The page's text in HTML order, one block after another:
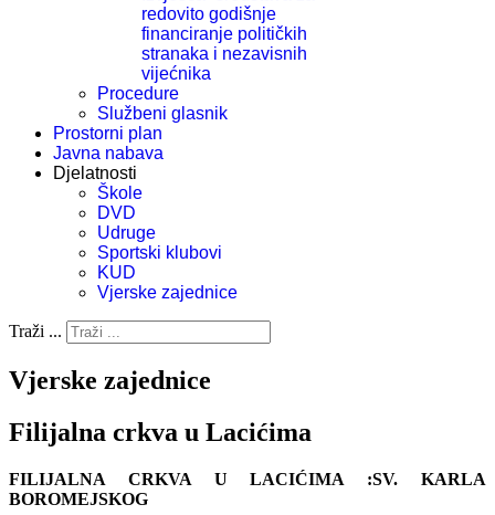
redovito godišnje
financiranje političkih
stranaka i nezavisnih
vijećnika
Procedure
Službeni glasnik
Prostorni plan
Javna nabava
Djelatnosti
Škole
DVD
Udruge
Sportski klubovi
KUD
Vjerske zajednice
Traži ...
Vjerske zajednice
Filijalna crkva u Lacićima
FILIJALNA CRKVA U LACIĆIMA :SV. KARLA
BOROMEJSKOG